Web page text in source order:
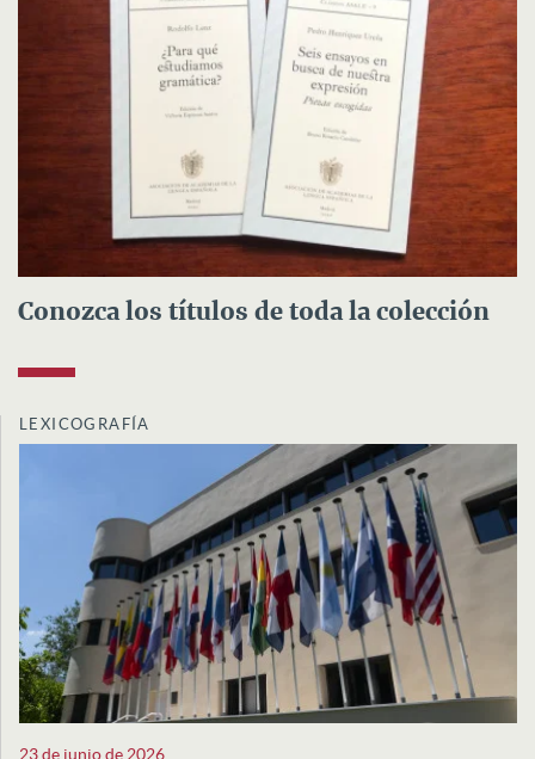
Conozca los títulos de toda la colección
LEXICOGRAFÍA
23 de junio de 2026